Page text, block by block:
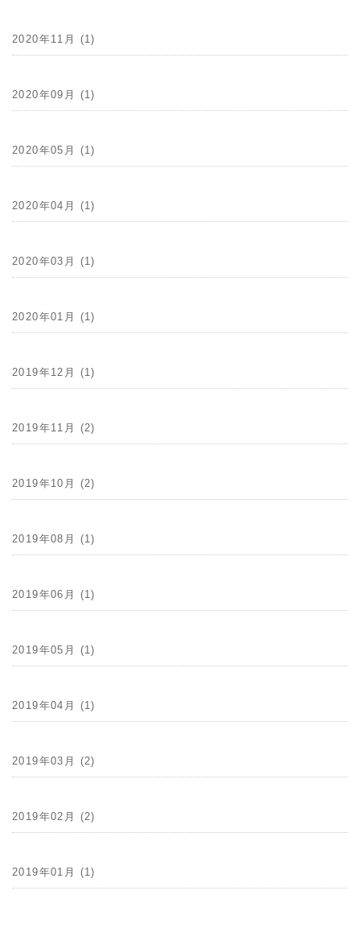
2020年11月 (1)
2020年09月 (1)
2020年05月 (1)
2020年04月 (1)
2020年03月 (1)
2020年01月 (1)
2019年12月 (1)
2019年11月 (2)
2019年10月 (2)
2019年08月 (1)
2019年06月 (1)
2019年05月 (1)
2019年04月 (1)
2019年03月 (2)
2019年02月 (2)
2019年01月 (1)